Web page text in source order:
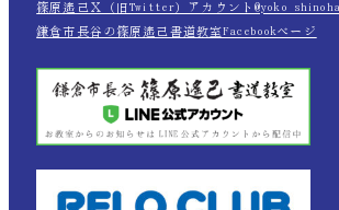
篠原遙己Ｘ（旧Twitter）アカウント
鎌倉市長谷の篠原遙己書道教室Facebookページ